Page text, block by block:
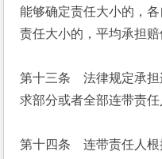
能够确定责任大小的，
责任大小的，平均承担赔
第十三条　法律规定承
求部分或者全部连带责任
第十四条　连带责任人